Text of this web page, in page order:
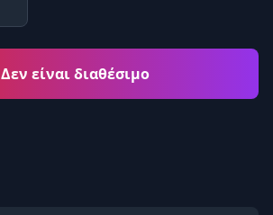
Δεν είναι διαθέσιμο